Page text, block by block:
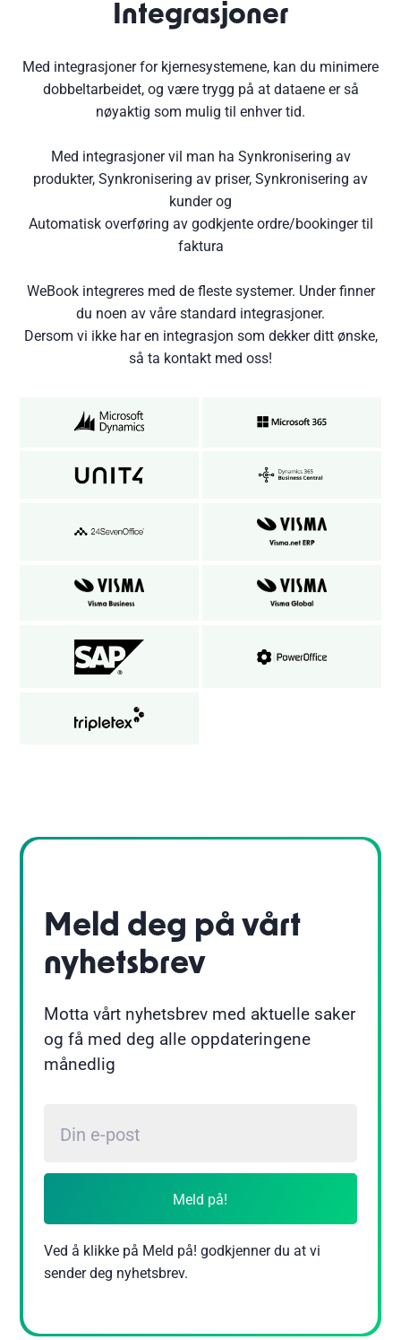
Integrasjoner
Med integrasjoner for kjernesystemene, kan du minimere
dobbeltarbeidet, og være trygg på at dataene er så
nøyaktig som mulig til enhver tid.
Med integrasjoner vil man ha Synkronisering av
produkter, Synkronisering av priser, Synkronisering av
kunder og
Automatisk overføring av godkjente ordre/bookinger til
faktura
WeBook integreres med de fleste systemer. Under finner
du noen av våre standard integrasjoner.
Dersom vi ikke har en integrasjon som dekker ditt ønske,
så ta kontakt med oss!
Meld deg på vårt
nyhetsbrev
Motta vårt nyhetsbrev med aktuelle saker
og få med deg alle oppdateringene
månedlig
Meld på!
Ved å klikke på Meld på! godkjenner du at vi
sender deg nyhetsbrev.